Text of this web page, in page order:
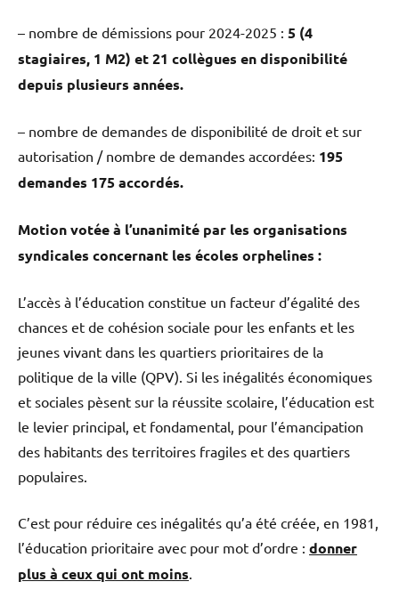
– nombre de démissions pour 2024-2025 : 5 (4
stagiaires, 1 M2) et 21 collègues en disponibilité
depuis plusieurs années.
– nombre de demandes de disponibilité de droit et sur
autorisation / nombre de demandes accordées: 195
demandes 175 accordés.
Motion votée à l’unanimité par les organisations
syndicales concernant les écoles orphelines :
L’accès à l’éducation constitue un facteur d’égalité des
chances et de cohésion sociale pour les enfants et les
jeunes vivant dans les quartiers prioritaires de la
politique de la ville (QPV). Si les inégalités économiques
et sociales pèsent sur la réussite scolaire, l’éducation est
le levier principal, et fondamental, pour l’émancipation
des habitants des territoires fragiles et des quartiers
populaires.
C’est pour réduire ces inégalités qu’a été créée, en 1981,
l’éducation prioritaire avec pour mot d’ordre : donner
plus à ceux qui ont moins